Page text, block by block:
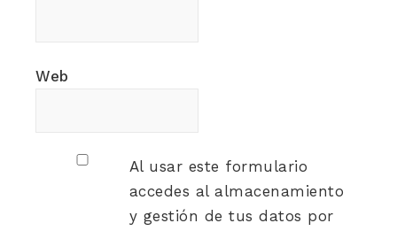
Web
Al usar este formulario
accedes al almacenamiento
y gestión de tus datos por